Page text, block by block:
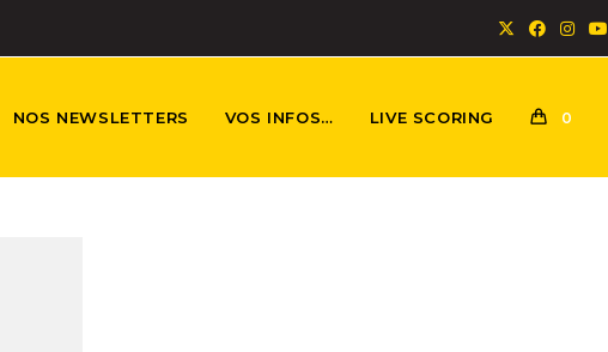
NOS NEWSLETTERS VOS INFOS… LIVE SCORING 0